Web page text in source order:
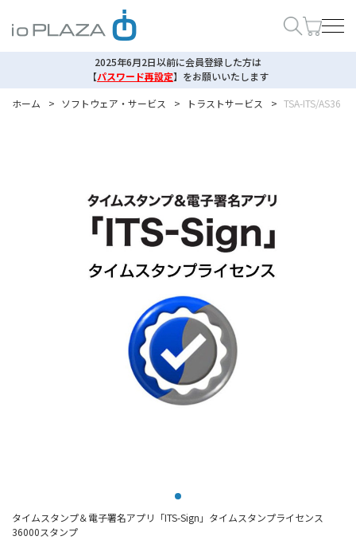
2025年6月2日以前に会員登録した方は
【パスワード再設定】 をお願いいたします
ホーム
> ソフトウェア・サービス > トラストサービス > TSA-ITS/AS36
タイムスタンプ＆電子署名アプリ「ITS-Sign」タイムスタンプライセンス
36000スタンプ